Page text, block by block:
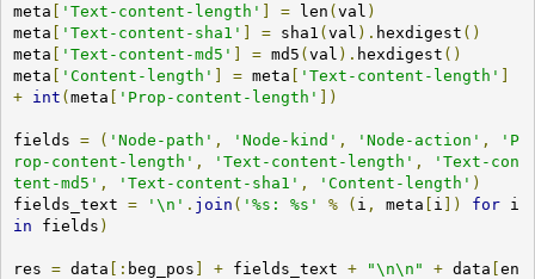
meta [ 'Text-content-length' ] = len (val )
meta [ 'Text-content-sha1' ] = sha1 (val ). hexdigest ()
meta [ 'Text-content-md5' ] = md5 (val ). hexdigest ()
meta [ 'Content-length' ] = meta [ 'Text-content-length' ]
+
int (meta [ 'Prop-content-length' ])
fields = ( 'Node-path' , 'Node-kind' , 'Node-action' ,
'P
rop-content-length' , 'Text-content-length' ,
'Text-con
tent-md5' , 'Text-content-sha1' , 'Content-length' )
fields_text = '\n' . join ( '%s: %s' % ( i , meta [ i ]) for
in fields )
res = data [: beg_pos ] + fields_text + "\n\n" + data [en